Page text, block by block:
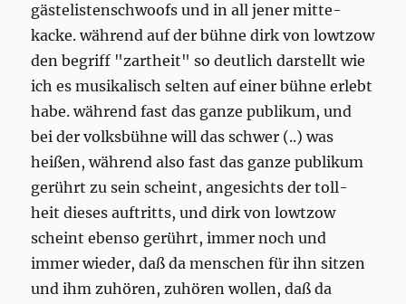
gästelistenschwoofs und in all jener mitte-
kacke. während auf der bühne dirk von lowtzow
den begriff "zartheit" so deutlich darstellt wie
ich es musikalisch selten auf einer bühne erlebt
habe. während fast das ganze publikum, und
bei der volksbühne will das schwer (..) was
heißen, während also fast das ganze publikum
gerührt zu sein scheint, angesichts der toll-
heit dieses auftritts, und dirk von lowtzow
scheint ebenso gerührt, immer noch und
immer wieder, daß da menschen für ihn sitzen
und ihm zuhören, zuhören wollen, daß da